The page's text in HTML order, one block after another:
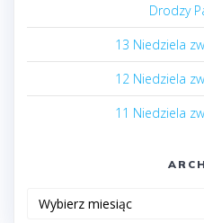
Drodzy
13 Niedziela
12 Niedziela
11 Niedziela